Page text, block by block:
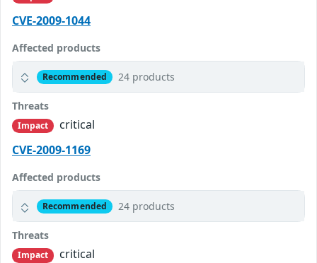
CVE-2009-1044
Affected products
Recommended 24 products
Threats
Impact
critical
CVE-2009-1169
Affected products
Recommended 24 products
Threats
Impact
critical